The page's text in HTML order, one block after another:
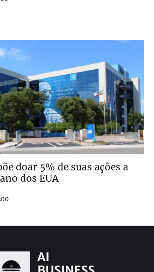
doar 5% de suas ações a
dos EUA